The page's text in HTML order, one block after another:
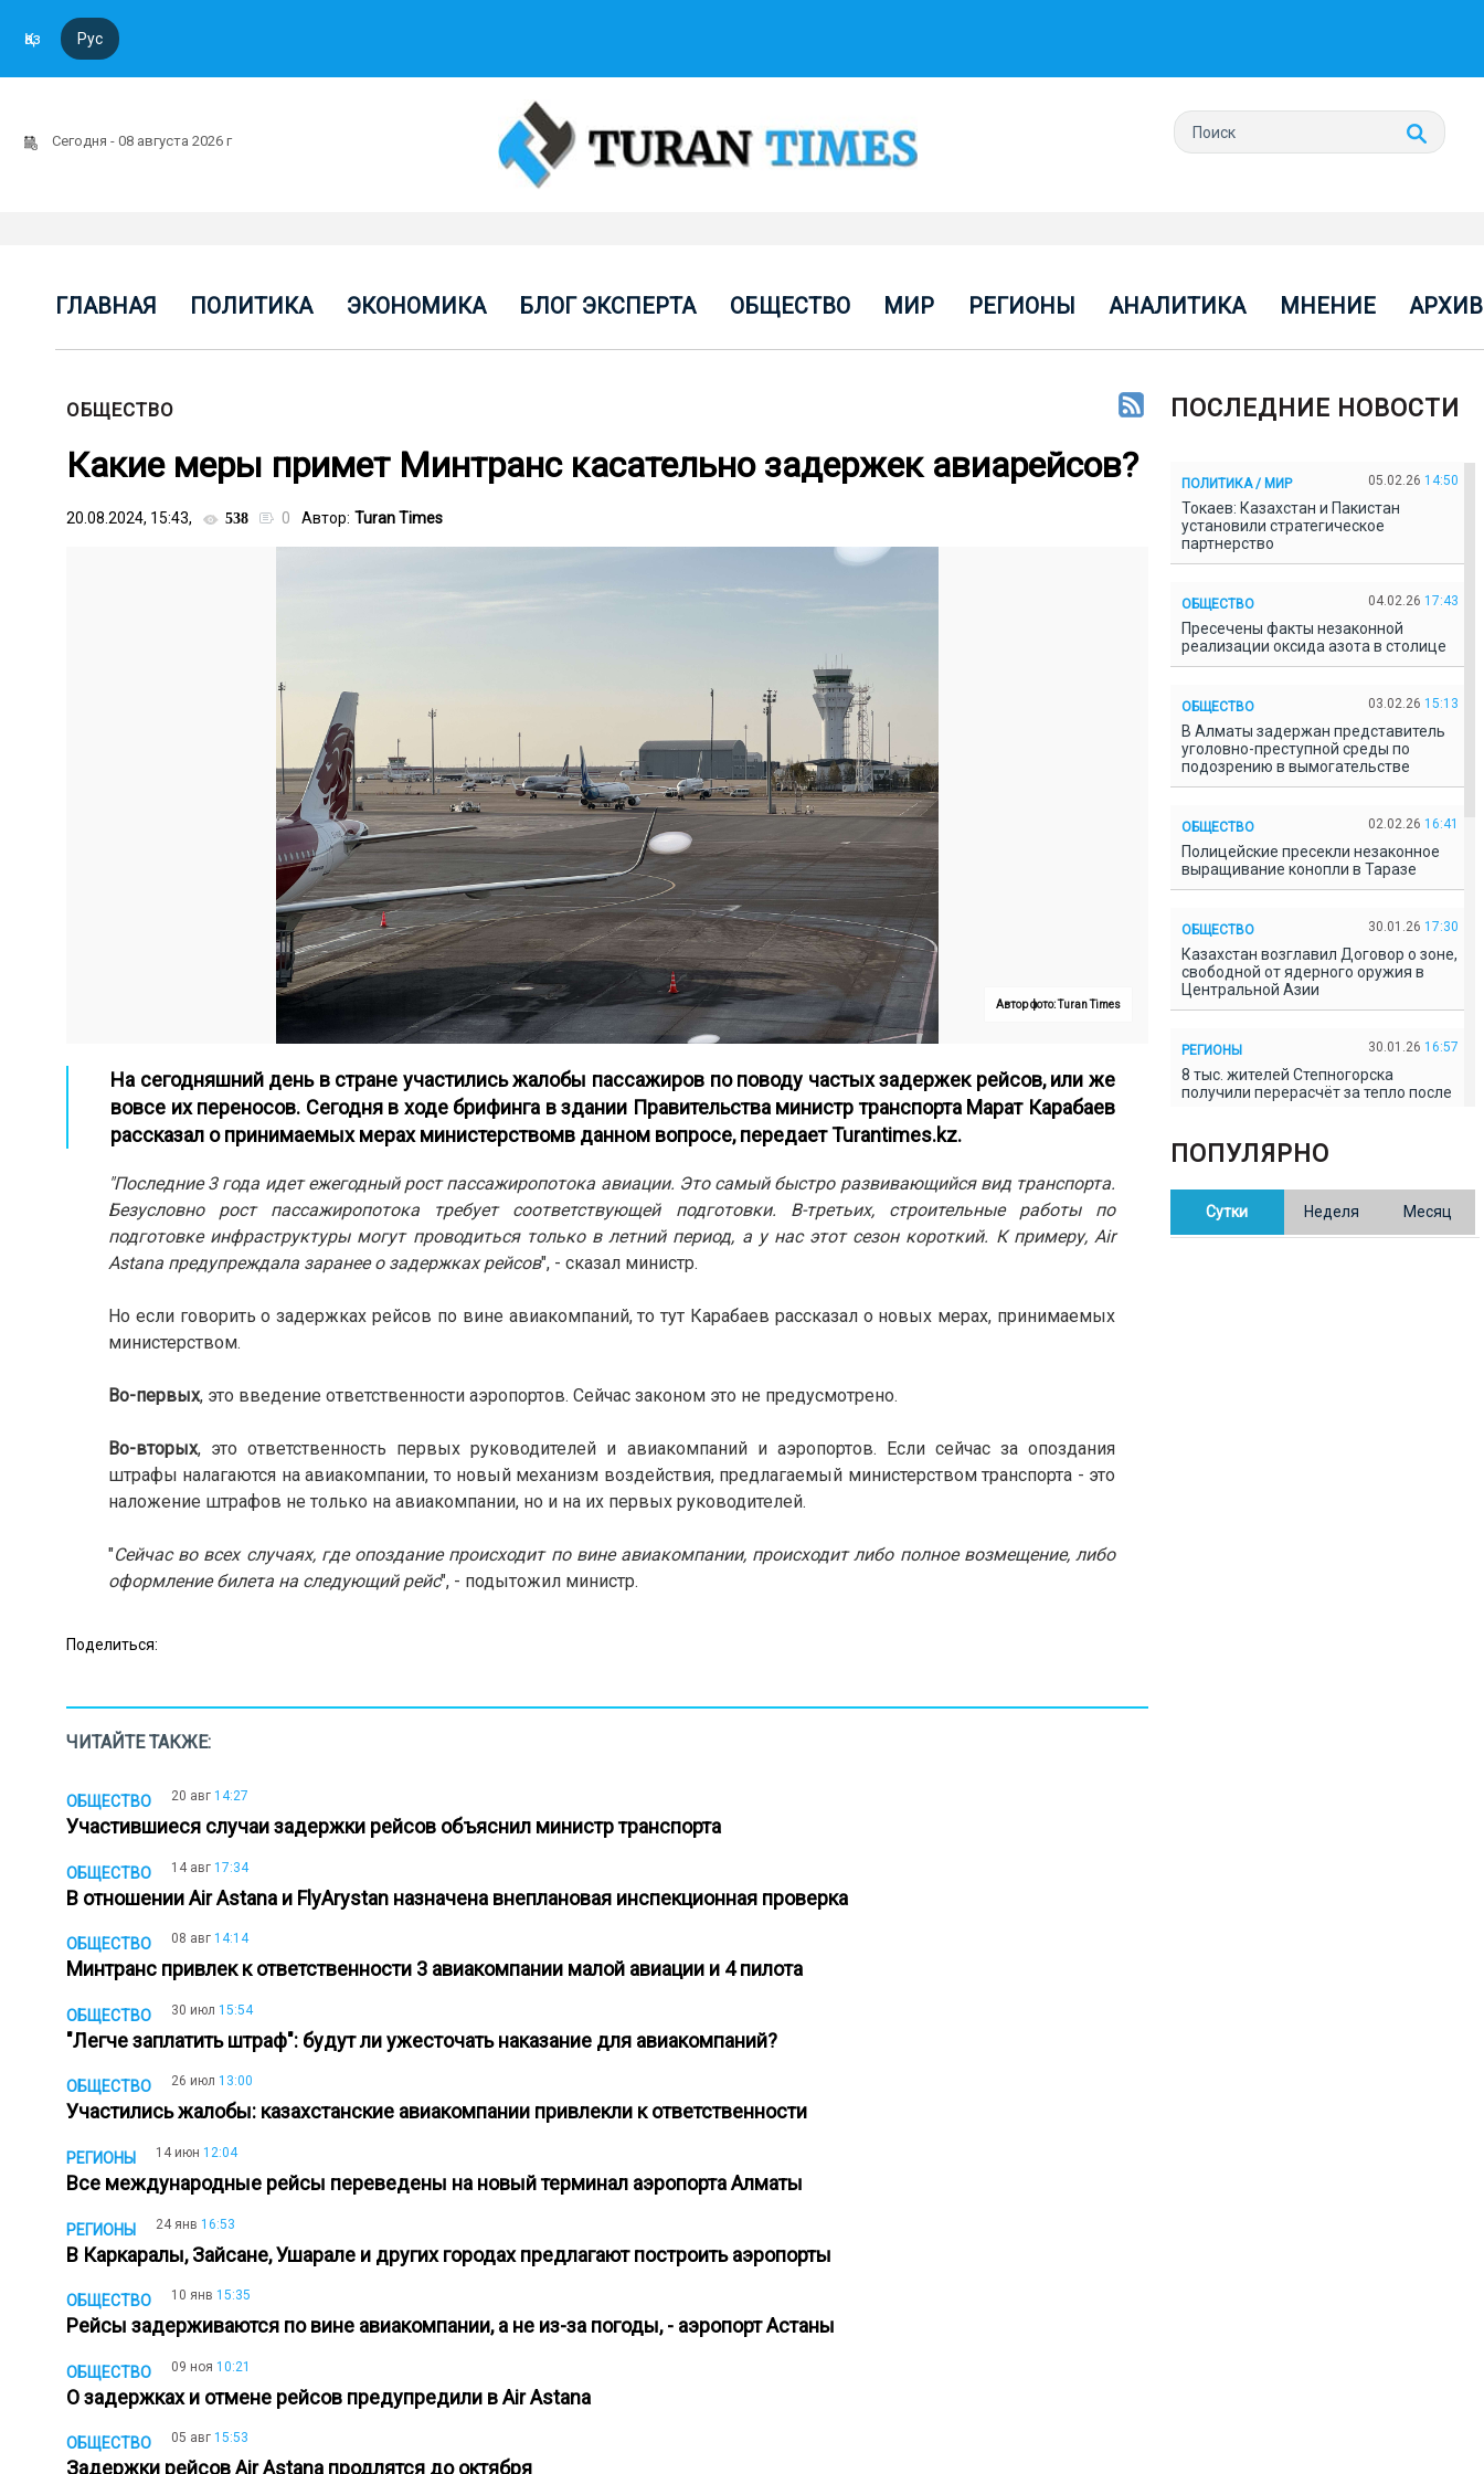
Қаз Рус
Сегодня - 08 августа 2026 г
ГЛАВНАЯ ПОЛИТИКА ЭКОНОМИКА БЛОГ ЭКСПЕРТА ОБЩЕСТВО МИР РЕГИОНЫ АНАЛИТИКА МНЕНИЕ АРХИВ
ОБЩЕСТВО
Какие меры примет Минтранс касательно задержек авиарейсов?
20.08.2024, 15:43, 538 0 Автор: Turan Times
Автор фото: Turan Times
На сегодняшний день в стране участились жалобы пассажиров по поводу частых задержек рейсов, или же
вовсе их переносов. Сегодня в ходе брифинга в здании Правительства министр транспорта Марат Карабаев
рассказал о принимаемых мерах министерствомв данном вопросе, передает Turantimes.kz.
"Последние 3 года идет ежегодный рост пассажиропотока авиации. Это самый быстро развивающийся вид транспорта.
Безусловно рост пассажиропотока требует соответствующей подготовки. В-третьих, строительные работы по
подготовке инфраструктуры могут проводиться только в летний период, а у нас этот сезон короткий. К примеру, Air
Astana предупреждала заранее о задержках рейсов", - сказал министр.
Но если говорить о задержках рейсов по вине авиакомпаний, то тут Карабаев рассказал о новых мерах, принимаемых
министерством.
Во-первых, это введение ответственности аэропортов. Сейчас законом это не предусмотрено.
Во-вторых, это ответственность первых руководителей и авиакомпаний и аэропортов. Если сейчас за опоздания
штрафы налагаются на авиакомпании, то новый механизм воздействия, предлагаемый министерством транспорта - это
наложение штрафов не только на авиакомпании, но и на их первых руководителей.
"Сейчас во всех случаях, где опоздание происходит по вине авиакомпании, происходит либо полное возмещение, либо
оформление билета на следующий рейс", - подытожил министр.
Поделиться:
ЧИТАЙТЕ ТАКЖЕ:
ОБЩЕСТВО 20 авг 14:27
Участившиеся случаи задержки рейсов объяснил министр транспорта
ОБЩЕСТВО 14 авг 17:34
В отношении Air Astana и FlyArystan назначена внеплановая инспекционная проверка
ОБЩЕСТВО 08 авг 14:14
Минтранс привлек к ответственности 3 авиакомпании малой авиации и 4 пилота
ОБЩЕСТВО 30 июл 15:54
"Легче заплатить штраф": будут ли ужесточать наказание для авиакомпаний?
ОБЩЕСТВО 26 июл 13:00
Участились жалобы: казахстанские авиакомпании привлекли к ответственности
РЕГИОНЫ 14 июн 12:04
Все международные рейсы переведены на новый терминал аэропорта Алматы
РЕГИОНЫ 24 янв 16:53
В Каркаралы, Зайсане, Ушарале и других городах предлагают построить аэропорты
ОБЩЕСТВО 10 янв 15:35
Рейсы задерживаются по вине авиакомпании, а не из-за погоды, - аэропорт Астаны
ОБЩЕСТВО 09 ноя 10:21
О задержках и отмене рейсов предупредили в Air Astana
ОБЩЕСТВО 05 авг 15:53
Задержки рейсов Air Astana продлятся до октября
ПОСЛЕДНИЕ НОВОСТИ
ПОЛИТИКА / МИР 05.02.26 14:50
Токаев: Казахстан и Пакистан
установили стратегическое
партнерство
ОБЩЕСТВО 04.02.26 17:43
Пресечены факты незаконной
реализации оксида азота в столице
ОБЩЕСТВО 03.02.26 15:13
В Алматы задержан представитель
уголовно-преступной среды по
подозрению в вымогательстве
ОБЩЕСТВО 02.02.26 16:41
Полицейские пресекли незаконное
выращивание конопли в Таразе
ОБЩЕСТВО 30.01.26 17:30
Казахстан возглавил Договор о зоне,
свободной от ядерного оружия в
Центральной Азии
РЕГИОНЫ 30.01.26 16:57
8 тыс. жителей Степногорска
получили перерасчёт за тепло после
В Казахстане готовят новую
редакцию Конституции: меняется
ПОПУЛЯРНО
Сутки Неделя Месяц